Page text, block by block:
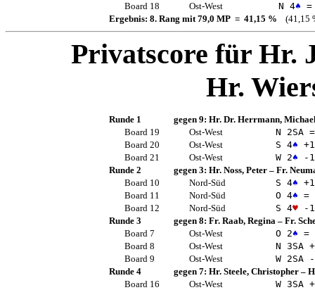
Board 18
Ost-West N 4♠ =
Ergebnis: 8. Rang mit 79,0 MP = 41,15 % (41,15
Privatscore für Hr.
Hr.
Runde 1 gegen 9: Hr. Dr. Herrmann,
Board 19
Ost-West N 2SA=
Board 20
Ost-West S 4♠ +1
Board 21
Ost-West W 2♠ -1
Runde 2
gegen 3: Hr. Noss, Peter– Fr.
Board 10
Nord-Süd S 4♠ +1
Board 11
Nord-Süd O 4♠ =
Board 12
Nord-Süd S 4♥-1
Runde 3
gegen 8: Fr. Raab, Regina – Fr.
Board 7
Ost-West O 2♠ =
Board 8
Ost-West N 3SA
Board 9
Ost-West W 2SA-
Runde 4
gegen 7: Hr. Steele, Christopher–
Board 16
Ost-West W 3SA